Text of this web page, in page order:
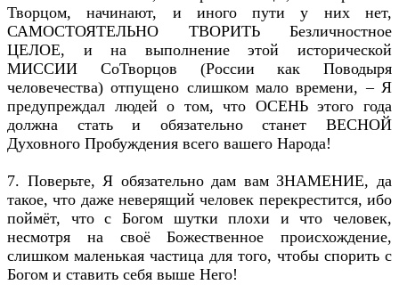
Творцом, начинают, и иного пути у них нет,
САМОСТОЯТЕЛЬНО ТВОРИТЬ Безличностное
ЦЕЛОЕ, и на выполнение этой исторической
МИССИИ СоТворцов (России как Поводыря
человечества) отпущено слишком мало времени, – Я
предупреждал людей о том, что ОСЕНЬ этого года
должна стать и обязательно станет ВЕСНОЙ
Духовного Пробуждения всего вашего Народа!
7. Поверьте, Я обязательно дам вам ЗНАМЕНИЕ, да
такое, что даже неверящий человек перекрестится, ибо
поймёт, что с Богом шутки плохи и что человек,
несмотря на своё Божественное происхождение,
слишком маленькая частица для того, чтобы спорить с
Богом и ставить себя выше Него!